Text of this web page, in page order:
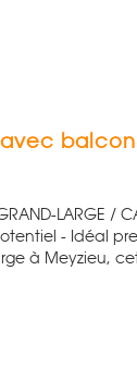
GRAND-LARGE /
- Idéal
à Meyzieu,